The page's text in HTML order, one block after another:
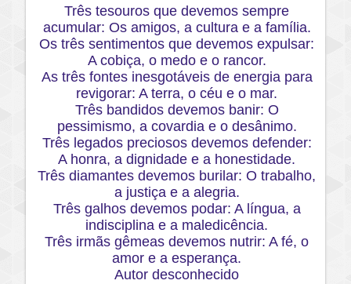
Três tesouros que devemos sempre
acumular: Os amigos, a cultura e a família.
Os três sentimentos que devemos expulsar:
A cobiça, o medo e o rancor.
As três fontes inesgotáveis de energia para
revigorar: A terra, o céu e o mar.
Três bandidos devemos banir: O
pessimismo, a covardia e o desânimo.
Três legados preciosos devemos defender:
A honra, a dignidade e a honestidade.
Três diamantes devemos burilar: O trabalho,
a justiça e a alegria.
Três galhos devemos podar: A língua, a
indisciplina e a maledicência.
Três irmãs gêmeas devemos nutrir: A fé, o
amor e a esperança.
Autor desconhecido